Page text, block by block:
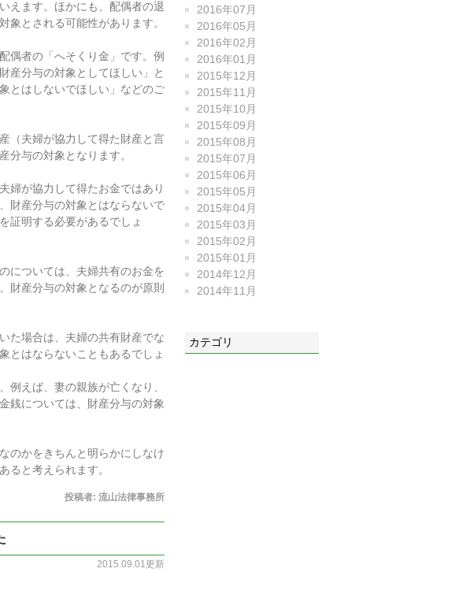
えます。ほかにも、配偶者の退
象とされる可能性があります。
偶者の「へそくり金」です。例
産分与の対象としてほしい」と
とはしないでほしい」などのご
（夫婦が協力して得た財産と言
分与の対象となります。
婦が協力して得たお金ではあり
財産分与の対象とはならないで
証明する必要があるでしょ
については、夫婦共有のお金を
財産分与の対象となるのが原則
た場合は、夫婦の共有財産でな
とはならないこともあるでしょ
例えば、妻の親族が亡くなり、
銭については、財産分与の対象
のかをきちんと明らかにしなけ
ると考えられます。
投稿者: 流山法律事務所
2015.09.01更新
2016年07月
2016年05月
2016年02月
2016年01月
2015年12月
2015年11月
2015年10月
2015年09月
2015年08月
2015年07月
2015年06月
2015年05月
2015年04月
2015年03月
2015年02月
2015年01月
2014年12月
2014年11月
カテゴリ